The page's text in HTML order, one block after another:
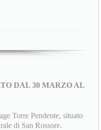
DAL 30 MARZO AL
Torre Pendente, situato
di San Rossore.